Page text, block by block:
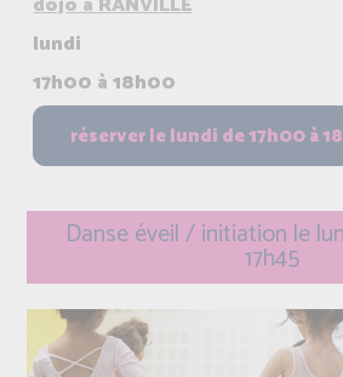
lundi
17h00 à 18h00
Danse éveil / initiation le
17h45